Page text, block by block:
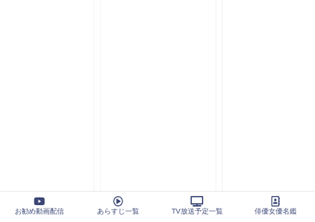
お勧め動画配信 あらすじ一覧 TV放送予定一覧 俳優女優名鑑